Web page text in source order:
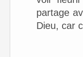
partage
Dieu, car